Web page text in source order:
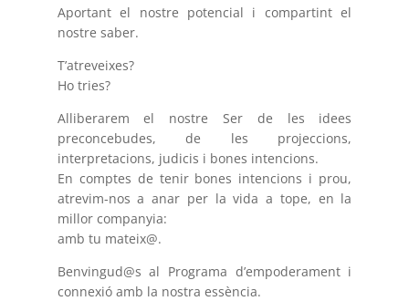
Aportant el nostre potencial i compartint el
nostre saber.
T’atreveixes?
Ho tries?
Alliberarem el nostre Ser de les idees
preconcebudes, de les projeccions,
interpretacions, judicis i bones intencions.
En comptes de tenir bones intencions i prou,
atrevim-nos a anar per la vida a tope, en la
millor companyia:
amb tu mateix@.
Benvingud@s al Programa d’empoderament i
connexió amb la nostra essència.